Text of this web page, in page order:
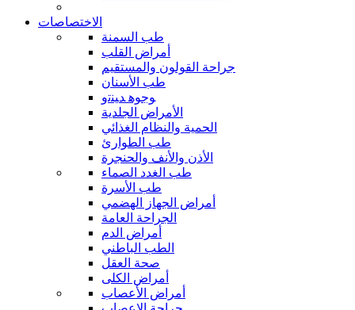
الاختصاصات
طب السمنة
أمراض القلب
جراحة القولون والمستقيم
طب الأسنان
ﻮﺟﻮﻫ ﺪﻴﻨﺗﻭ
الأمراض الجلدية
الحمية والنظام الغذائي
طب الطوارئ
الأذن والأنف والحنجرة
طب الغدد الصماء
طب الأسرة
أمراض الجهاز الهضمي
الجراحة العامة
أمراض الدم
الطب الباطني
صحة العقل
أمراض الكلى
أمراض الأعصاب